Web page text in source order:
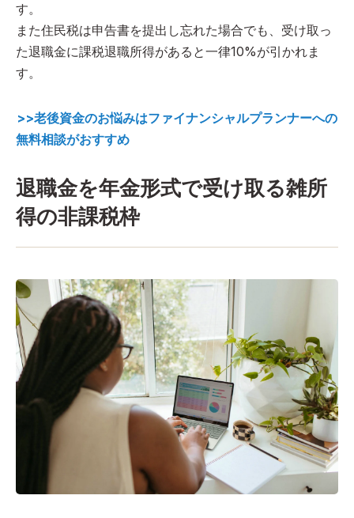
す。
また住民税は申告書を提出し忘れた場合でも、受け取っ
た退職金に課税退職所得があると一律10%が引かれま
す。
>>老後資金のお悩みはファイナンシャルプランナーへの
無料相談がおすすめ
退職金を年金形式で受け取る雑所
得の非課税枠